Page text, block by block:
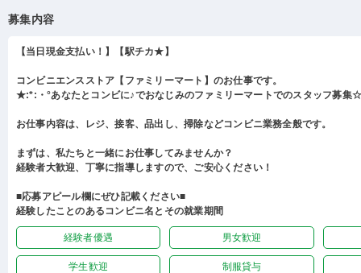
募集内容
【当日現金支払い！】【駅チカ★】
コンビニエンスストア【ファミリーマート】のお仕事です。
★:*:・°あなたとコンビに♪でおなじみのファミリーマートでのスタッフ募集
お仕事内容は、レジ、接客、品出し、掃除などコンビニ業務全般です。
まずは、私たちと一緒にお仕事してみませんか？
経験者大歓迎、丁寧に指導しますので、ご安心ください！
■応募アピール欄にぜひ記載ください■
経験したことのあるコンビニ名とその就業期間
経験者優遇 男女歓迎
学生歓迎 制服貸与